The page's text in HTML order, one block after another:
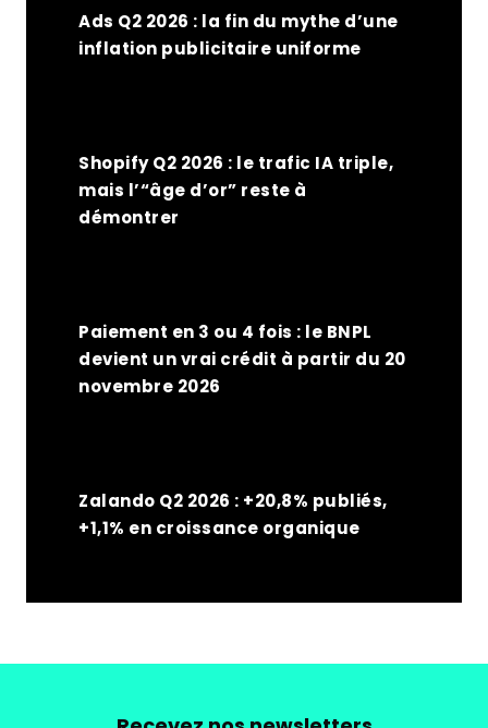
Ads Q2 2026 : la fin du mythe d’une
inflation publicitaire uniforme
Shopify Q2 2026 : le trafic IA triple,
mais l’“âge d’or” reste à
démontrer
Paiement en 3 ou 4 fois : le BNPL
devient un vrai crédit à partir du 20
novembre 2026
Zalando Q2 2026 : +20,8% publiés,
+1,1% en croissance organique